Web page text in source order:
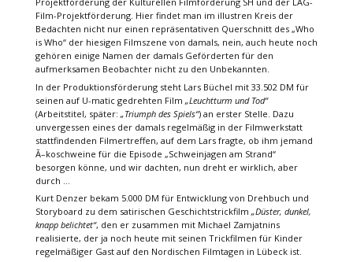
Film-Projektförderung. Hier findet man im illustren Kreis der
Bedachten nicht nur einen repräsentativen Querschnitt des „Who
is Who“ der hiesigen Filmszene von damals, nein, auch heute noch
gehören einige Namen der damals Geförderten für den
aufmerksamen Beobachter nicht zu den Unbekannten.
In der Produktionsförderung steht Lars Büchel mit 33.502 DM für
seinen auf U-matic gedrehten Film „Leuchtturm und Tod“
(Arbeitstitel, später: „Triumph des Spiels“) an erster Stelle. Dazu
unvergessen eines der damals regelmäßig in der Filmwerkstatt
stattfindenden Filmertreffen, auf dem Lars fragte, ob ihm jemand
Ã–koschweine für die Episode „Schweinjagen am Strand“
besorgen könne, und wir dachten, nun dreht er wirklich, aber
durch …
Kurt Denzer bekam 5.000 DM für Entwicklung von Drehbuch und
Storyboard zu dem satirischen Geschichtstrickfilm „Düster, dunkel,
knapp belichtet“, den er zusammen mit Michael Zamjatnins
realisierte, der ja noch heute mit seinen Trickfilmen für Kinder
regelmäßiger Gast auf den Nordischen Filmtagen in Lübeck ist.